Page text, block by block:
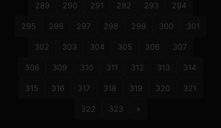
289 290 291 292 293 294
295 296 297 298 299 300 301
302 303 304 305 306 307
308 309 310 311 312 313 314
315 316 317 318 319 320 321
322 323 »